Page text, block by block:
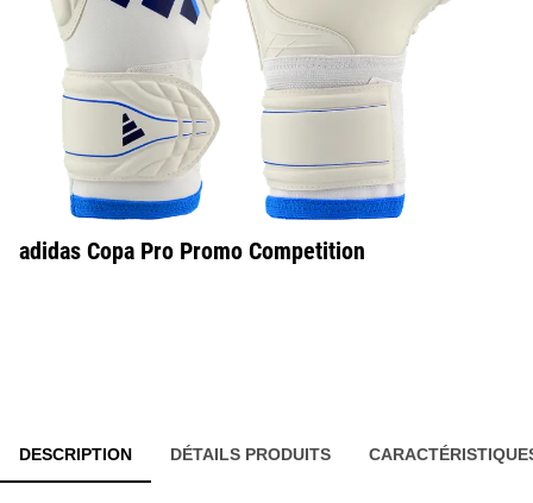
adidas Copa Pro Promo Competition
DESCRIPTION DÉTAILS PRODUITS